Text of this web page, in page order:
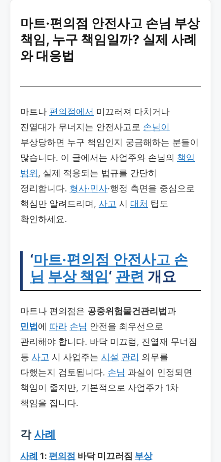
마트·편의점 안전사고 손님 부상
책임, 누구 책임일까? 실제 사례
와 대응법
마트나 편의점에서 미끄러져 다치거나
진열대가 무너지는 안전사고로 손님이
부상당하면 누구 책임인지 궁금해하는 분들이
많습니다. 이 글에서는 사업주와 손님의 책임
범위 , 실제 적용되는 법규를 간단히
정리합니다. 형사·민사·행정 측면을 중심으로
핵심만 알려드리며, 사고 시 대처 팁도
확인하세요.
‘마트·편의점 안전사고 손
님 부상 책임‘ 관련 개요
마트나 편의점은 공중위험물건관리법 과
민법 에 따라 손님 안전을 최우선으로
관리해야 합니다. 바닥 미끄럼, 진열재 무너짐
등 사고 시 사업주는 시설 관리 의무를
다했는지 검토됩니다. 손님 과실이 인정되면
책임이 줄지만, 기본적으로 사업주가 1차
책임을 집니다.
각사례
사례 1: 편의점 바닥 미끄러짐 부상